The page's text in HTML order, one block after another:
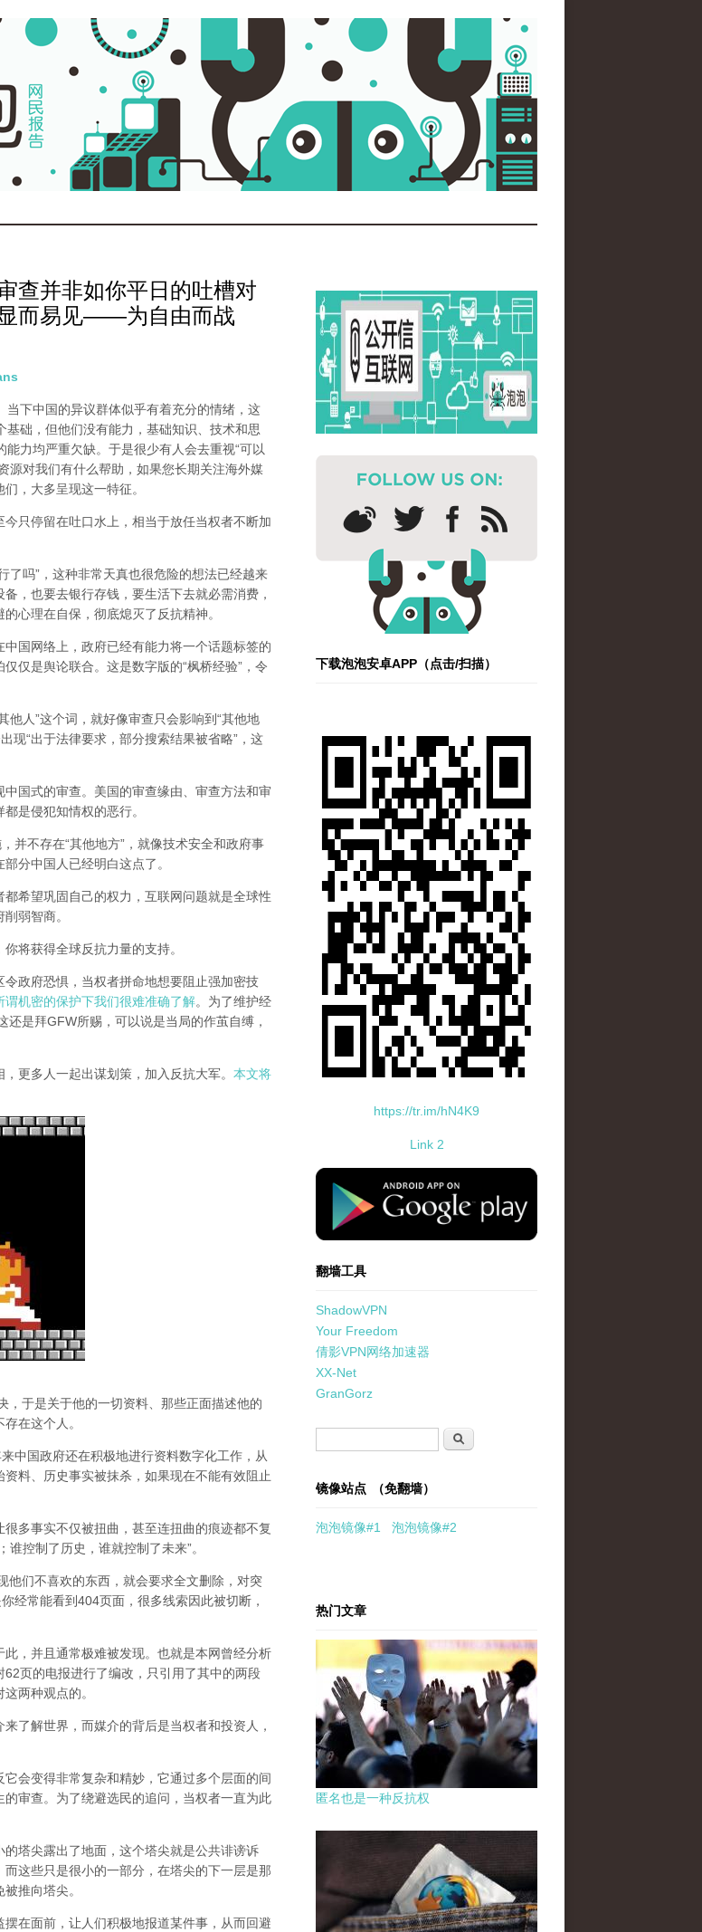
查并非如你平日的吐槽对
而易见——为自由而战
当下中国的异议群体似乎有着充分的情绪，这
基础，但他们没有能力，基础知识、技术和思
能力均严重欠缺。于是很少有人会去重视“可以
源对我们有什么帮助，如果您长期关注海外媒
，大多呈现这一特征。
只停留在吐口水上，相当于放任当权者不断加
了吗”，这种非常天真也很危险的想法已经越来
，也要去银行存钱，要生活下去就必需消费，
心理在自保，彻底熄灭了反抗精神。
国网络上，政府已经有能力将一个话题标签的
仅仅是舆论联合。这是数字版的“枫桥经验”，令
人”这个词，就好像审查只会影响到“其他地
现“出于法律要求，部分搜索结果被省略”，这
国式的审查。美国的审查缘由、审查方法和审
是侵犯知情权的恶行。
并不存在“其他地方”，就像技术安全和政府事
分中国人已经明白这点了。
希望巩固自己的权力，互联网问题就是全球性
削弱智商。
将获得全球反抗力量的支持。
政府恐惧，当权者拼命地想要阻止强加密技
谓机密的保护下我们很难准确了解。为了维护经
是拜GFW所赐，可以说是当局的作茧自缚，
更多人一起出谋划策，加入反抗大军。 本文将
，于是关于他的一切资料、那些正面描述他的
在这个人。
中国政府还在积极地进行资料数字化工作，从
料、历史事实被抹杀，如果现在不能有效阻止
多事实不仅被扭曲，甚至连扭曲的痕迹都不复
控制了历史，谁就控制了未来”。
他们不喜欢的东西，就会要求全文删除，对突
经常能看到404页面， 很多线索因此被切断，
，并且通常极难被发现。 也就是本网曾经分析
62页的电报进行了编改，只引用了其中的两段
两种观点的。
了解世界，而媒介的背后是当权者和投资人，
会变得非常复杂和精妙，它通过多个层面的间
审查。为了绕避选民的追问，当权者一直为此
塔尖露出了地面，这个塔尖就是公共诽谤诉
这些只是很小的一部分，在塔尖的下一层是那
推向塔尖。
在面前，让人们积极地报道某件事，从而回避
下载泡泡安卓APP（点击/扫描）
https://tr.im/hN4K9
Link 2
standard-icon-googleplay-app-store.png
翻墙工具
ShadowVPN
Your Freedom
倩影VPN网络加速器
XX-Net
GranGorz
搜索
镜像站点 （免翻墙）
泡泡镜像#1 泡泡镜像#2
热门文章
匿名也是一种反抗权